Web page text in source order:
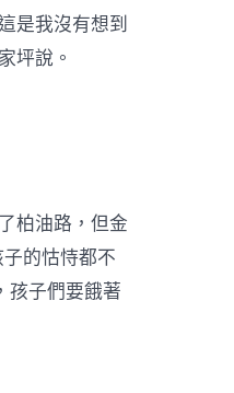
是我沒有想到
坪說。
柏油路，但金
的怙恃都不
孩子們要餓著